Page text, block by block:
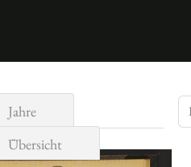
Jahre
Übersicht